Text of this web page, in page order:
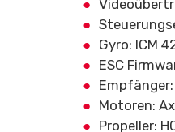
Gyro: ICM
ESC
Empfänger:
Motoren:
Propeller: